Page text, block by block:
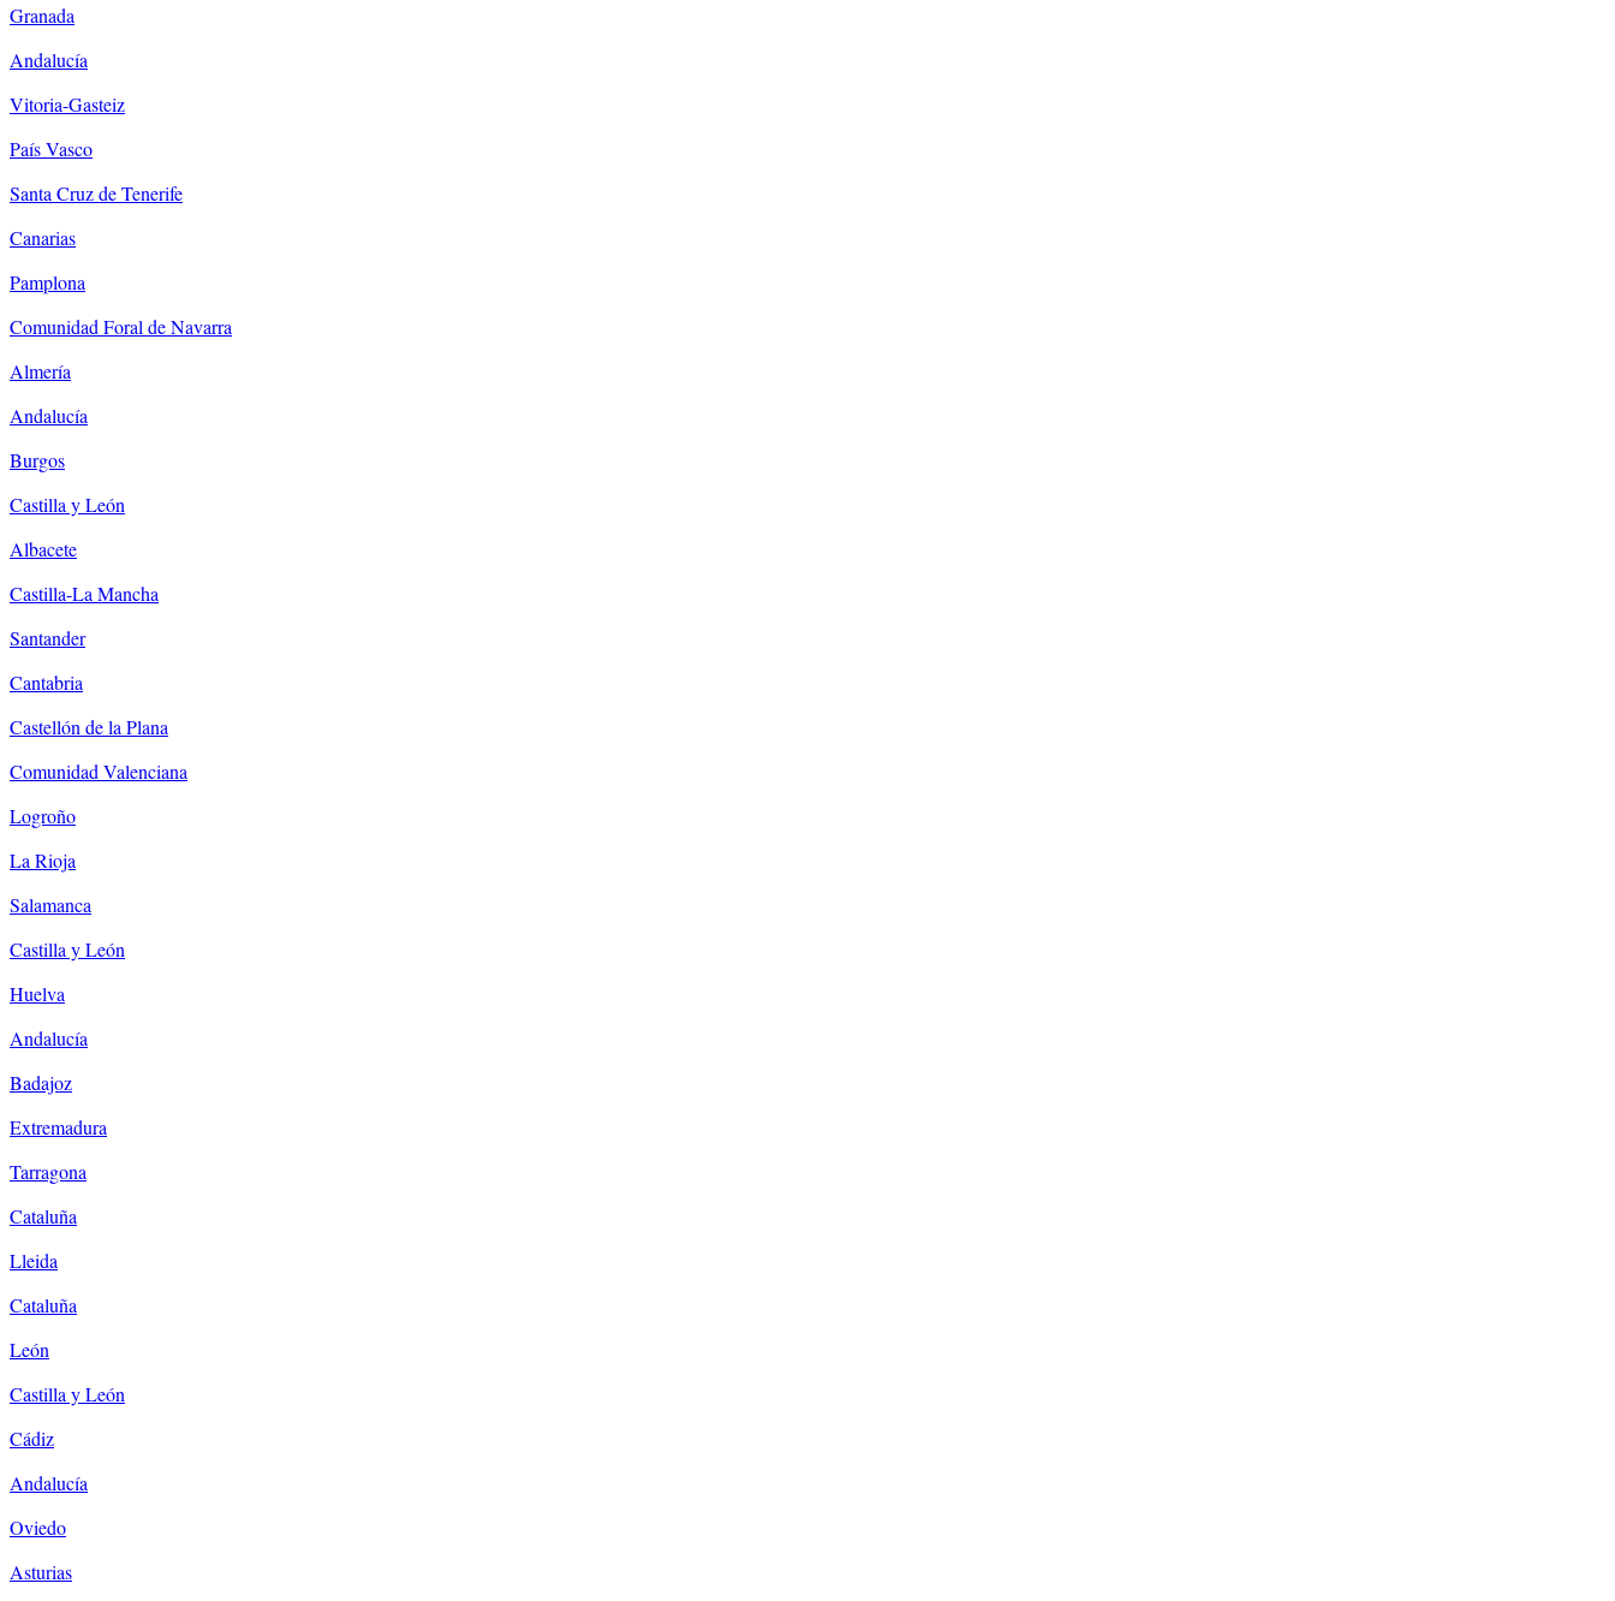
Granada
Andalucía
Vitoria-Gasteiz
País Vasco
Santa Cruz de Tenerife
Canarias
Pamplona
Comunidad Foral de Navarra
Almería
Andalucía
Burgos
Castilla y León
Albacete
Castilla-La Mancha
Santander
Cantabria
Castellón de la Plana
Comunidad Valenciana
Logroño
La Rioja
Salamanca
Castilla y León
Huelva
Andalucía
Badajoz
Extremadura
Tarragona
Cataluña
Lleida
Cataluña
León
Castilla y León
Cádiz
Andalucía
Oviedo
Asturias